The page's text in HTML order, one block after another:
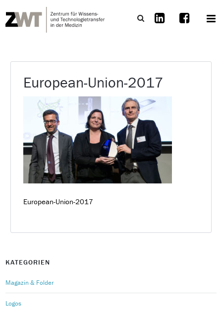
European-Union-2017
European-Union-2017
KATEGORIEN
Magazin & Folder
Logos